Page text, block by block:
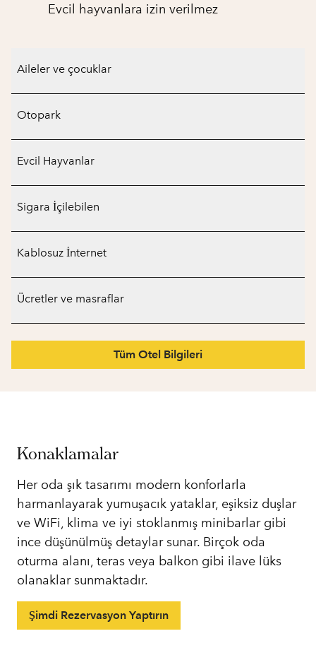
Evcil hayvanlara izin verilmez
Aileler ve çocuklar
Otopark
Evcil Hayvanlar
Sigara İçilebilen
Kablosuz İnternet
Ücretler ve masraflar
Tüm Otel Bilgileri
Konaklamalar
Her oda şık tasarımı modern konforlarla
harmanlayarak yumuşacık yataklar, eşiksiz duşlar
ve WiFi, klima ve iyi stoklanmış minibarlar gibi
ince düşünülmüş detaylar sunar. Birçok oda
oturma alanı, teras veya balkon gibi ilave lüks
olanaklar sunmaktadır.
Şimdi Rezervasyon Yaptırın